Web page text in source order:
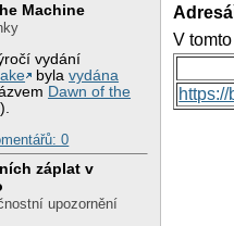
Machine
vydání
bylavydána
Dawn of the
).
0
záplat v
upozornění
V